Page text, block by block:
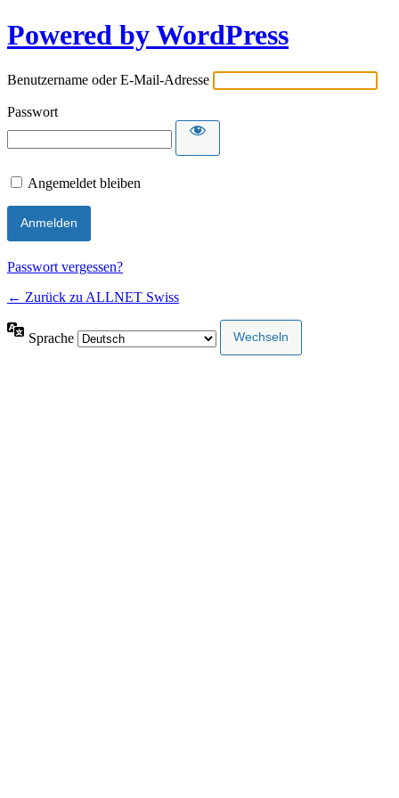
Powered by WordPress
Benutzername oder E-Mail-Adresse
Passwort
Angemeldet bleiben
Passwort vergessen?
← Zurück zu ALLNET Swiss
Sprache